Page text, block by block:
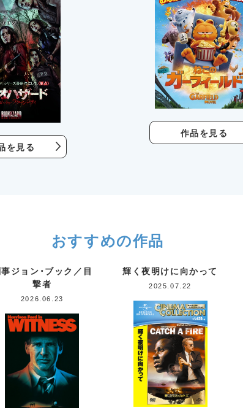
を見る
作品を見る
おすすめの作品
ジョン・ブック／目
撃者
2026.06.23
輝く夜明けに向かって
2025.07.22